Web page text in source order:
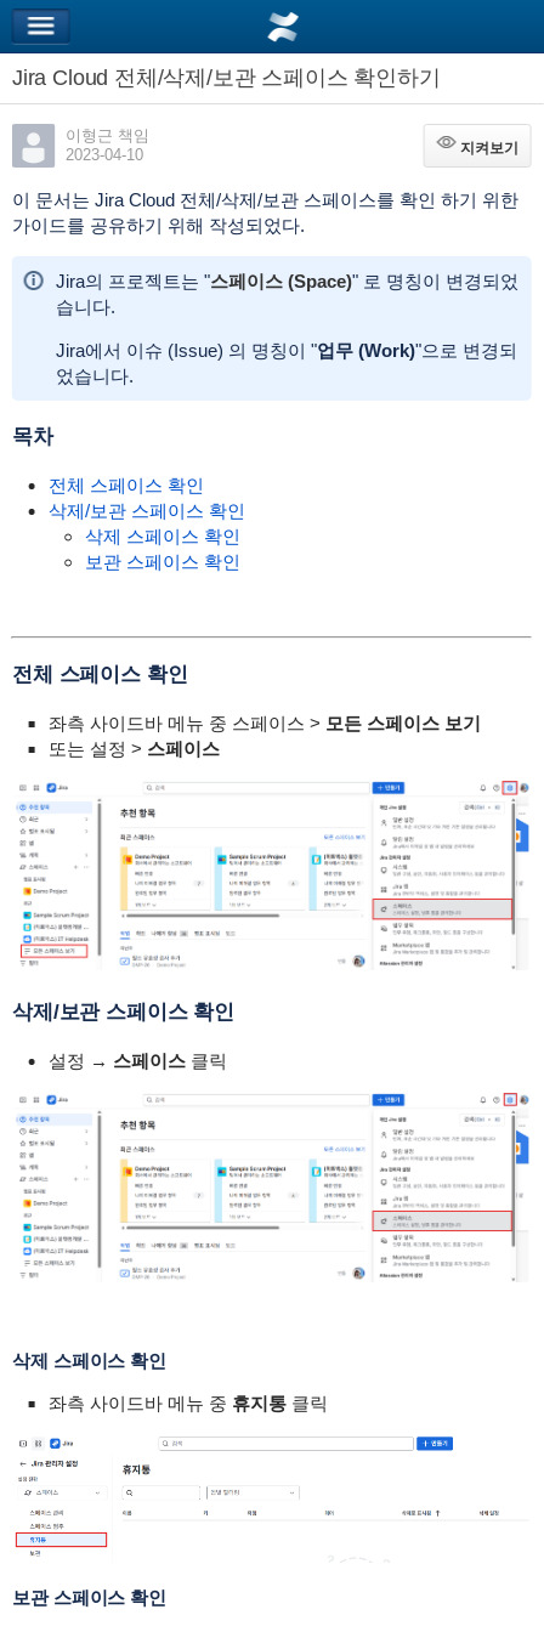
Jira Cloud 전체/삭제/보관 스페이스 확인하기
이형근 책임
2023-04-10
지켜보기
지켜보기
이 문서는 Jira Cloud 전체/삭제/보관 스페이스를 확인 하기 위한
가이드를 공유하기 위해 작성되었다.
Jira의 프로젝트는 "스페이스 (Space)" 로 명칭이 변경되었
습니다.
Jira에서 이슈 (Issue) 의 명칭이 "업무 (Work)"으로 변경되
었습니다.
목차
전체 스페이스 확인
삭제/보관 스페이스 확인
삭제 스페이스 확인
보관 스페이스 확인
전체 스페이스 확인
좌측 사이드바 메뉴 중 스페이스 > 모든 스페이스 보기
또는 설정 > 스페이스
삭제/보관 스페이스 확인
설정 → 스페이스클릭
삭제 스페이스 확인
좌측 사이드바 메뉴 중 휴지통 클릭
보관 스페이스 확인